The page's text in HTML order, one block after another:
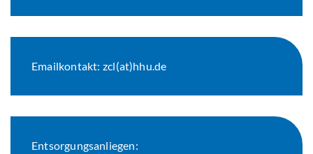
Emailkontakt: zcl(at)hhu.de
Entsorgungsanliegen: